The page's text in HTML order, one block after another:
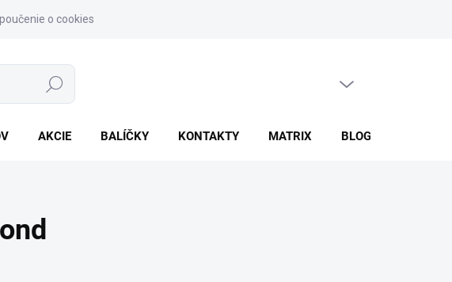
o cookies
Hľadať
AKCIE BALÍČKY KONTAKTY MATRIX BLOG